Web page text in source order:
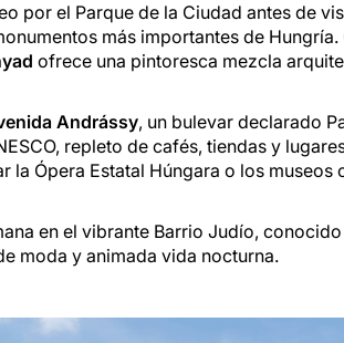
por el Parque de la Ciudad antes de
más importantes de Hungría.
ofrece una pintoresca mezcla
Andrássy, un bulevar declarado
repleto de cafés, tiendas y
la Ópera Estatal Húngara o los museos
en el vibrante Barrio Judío,
moda y animada vida nocturna.